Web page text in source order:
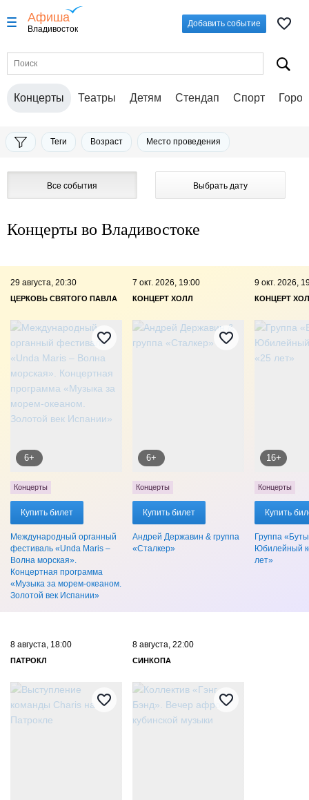
Афиша
Владивосток
Добавить событие
Концерты Театры Детям Стендап Спорт
Теги Возраст Место проведения
Все события Выбрать дату
Концерты во Владивостоке
29 августа, 20:30
ЦЕРКОВЬ СВЯТОГО ПАВЛА
6+
Концерты
Купить билет
Международный органный
фестиваль «Unda Maris –
Волна морская».
Концертная программа
«Музыка за морем-океаном.
Золотой век Испании»
7 окт. 2026, 19:00
КОНЦЕРТ ХОЛЛ
6+
Концерты
Купить билет
Андрей Державин & группа
«Сталкер»
9 окт. 2026,
КОНЦЕРТ
16+
Концерты
Купить
Группа
Юбилейный
лет»
8 августа, 18:00
ПАТРОКЛ
8 августа, 22:00
СИНКОПА